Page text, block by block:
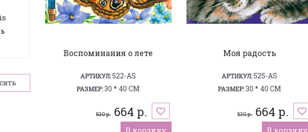
Воспоминания о лете
АРТИКУЛ:522-AS
РАЗМЕР:30 * 40 СМ
830 р.664 р.
В корзину
Моя радость
АРТИКУЛ:525-AS
РАЗМЕР:30 * 40 СМ
830 р.664 р.
В корзину